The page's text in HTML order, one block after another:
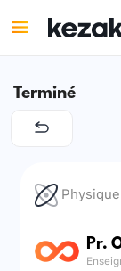
Terminé
Pr.